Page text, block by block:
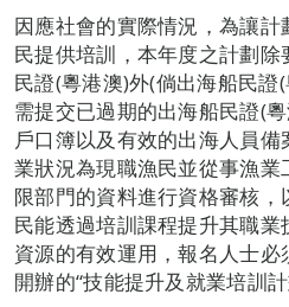
因應社會的實際情況，為讓
民提供培訓，本年度之計劃
民證(粵港澳)外(倘出海船民證
需提交已過期的出海船民證(
戶口簿以及有效的出海人員
業狀況為現職漁民並從事漁
限部門的資料進行資格審核
民能透過培訓課程提升其職
資源的有效運用，報名人士
開辦的“技能提升及就業培訓計